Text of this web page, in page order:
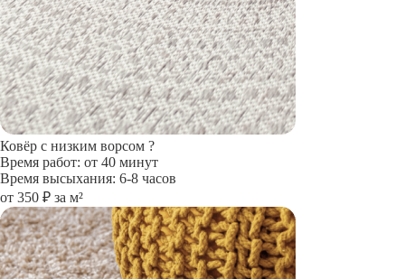
Ковёр с низким ворсом ?
Время работ: от 40 минут
Время высыхания: 6-8 часов
от 350 ₽ за м²